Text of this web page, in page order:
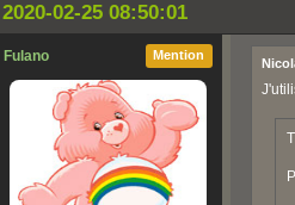
2020-02-25 08:50:01
Mention
Fulano